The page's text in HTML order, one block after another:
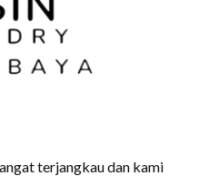
terjangkau dan kami